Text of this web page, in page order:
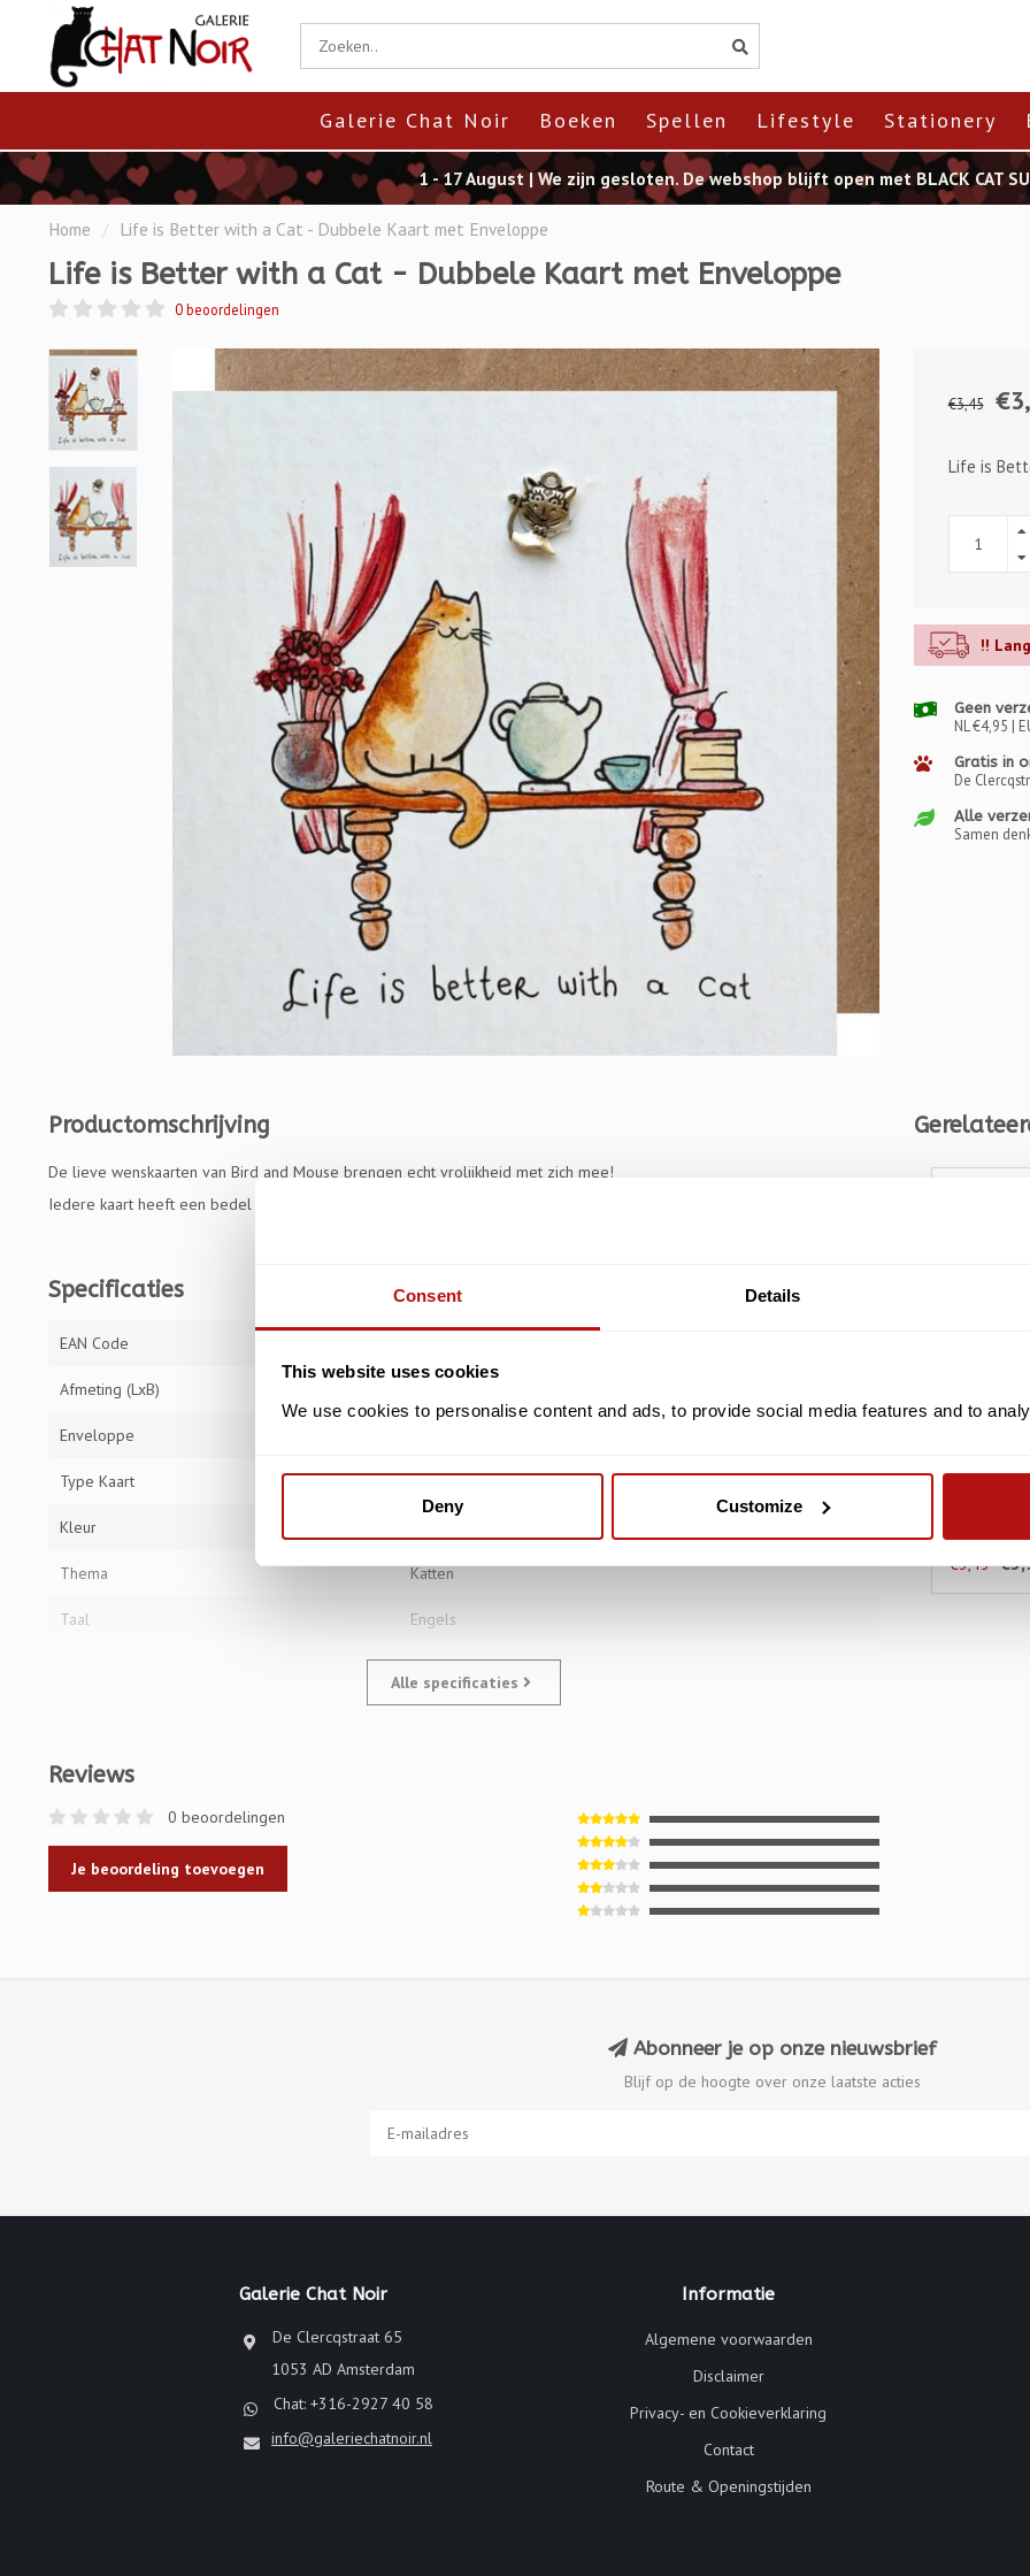
Consent Details
This website uses cookies
We use cookies to personalise content and ads, to provide social media features and to
Deny Customize
Galerie Chat Noir Boeken Spellen Lifestyle Stationery
1 - 17 August | We zijn gesloten. De webshop blijft open met BLACK CAT
Home / Life is Better with a Cat - Dubbele Kaart met Enveloppe
Life is Better with a Cat - Dubbele Kaart met Enveloppe
0 beoordelingen
€3,45
Life is
!!
Geen
NL €4,95 |
Gratis in
De
Alle
Samen
Productomschrijving
De lieve wenskaarten van Bird and Mouse brengen echt vrolijkheid met zich mee!
Iedere kaart heeft een bedel of item.
Specificaties
EAN Code
Afmeting (LxB)
Enveloppe
Type Kaart Gevouwen Kaart
Kleur
Thema Katten
Taal Engels
Alle specificaties
Reviews
0 beoordelingen
Je beoordeling toevoegen
€3,45
Abonneer je op onze nieuwsbrief
Blijf op de hoogte over onze laatste acties
Galerie Chat Noir
De Clercqstraat 65
1053 AD Amsterdam
Chat: +316-2927 40 58
info@galeriechatnoir.nl
Informatie
Algemene voorwaarden
Disclaimer
Privacy- en Cookieverklaring
Contact
Route & Openingstijden